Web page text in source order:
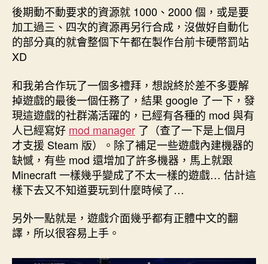
後期動不動要求的資源就 1000、2000 個，或是要
加工過三、四次的資源再另行合成，沒做好自動化
的部分真的就會整個下午都在製作台前卡硬幣罰站
XD
和我弟合作玩了一個多禮拜，想說終於差不多要解
掉遊戲的最後一個任務了，結果 google 了一下，發
現這遊戲的社群滿活躍的，已經有各種的 mod 與有
人已經寫好 mod manager 了（查了一下是上個月
才支援 Steam 版）。除了補足一些遊戲內建機器的
缺憾，有些 mod 還增加了許多機器，馬上就跟
Minecraft 一樣幾乎變成了不太一樣的遊戲… 估計這
樣下去又不知道要玩到什麼時候了…
另外一點就是，遊戲介面幾乎都有正體中文的翻
譯，所以很容易上手。